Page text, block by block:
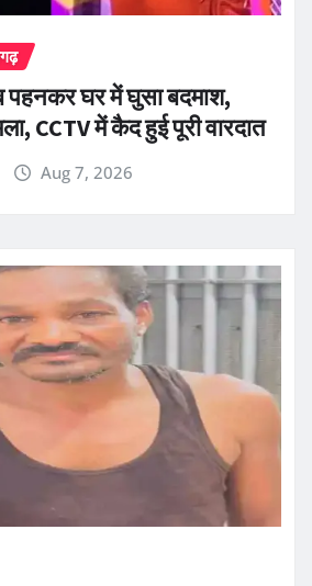
घर में घुसा बदमाश,
CCTV में कैद हुई पूरी वारदात
Aug 7, 2026